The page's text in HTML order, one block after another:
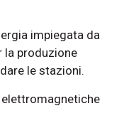
impiegata da
la produzione
le stazioni.